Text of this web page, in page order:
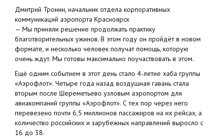
Дмитрий Тронин, начальник отдела корпоративных
коммуникаций аэропорта Красноярск
— Мы приняли решение продолжать практику
благотворительных ужинов. В этом году он пройдёт в новом
формате, и несколько человек получат помощь, которую
очень ждут. Мы готовы максимально поучаствовать в этом.
Ещё одним событием в этот день стало 4-летие хаба группы
«Аэрофлот». Четыре года назад воздушная гавань стала
вторым после Шереметьево узловым аэропортом для
авиакомпаний группы «Аэрофлот». С тех пор через него
перевезено почти 6,5 миллионов пассажиров на их рейсах, а
количество российских и зарубежных направлений выросло с
16 до 38.